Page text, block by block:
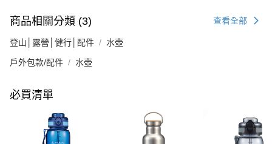
商品相關分類 (3) 查看全部
登山│露營│健行│配件 水壺
戶外包款/配件 水壺
必買清單